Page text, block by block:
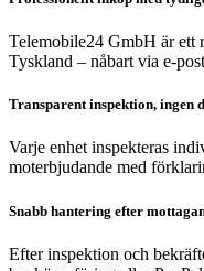
Telemobile24 GmbH är ett
Tyskland – nåbart via e-
Transparent inspektion, ingen
Varje enhet inspekteras
moterbjudande med
Snabb hantering efter
Efter inspektion och